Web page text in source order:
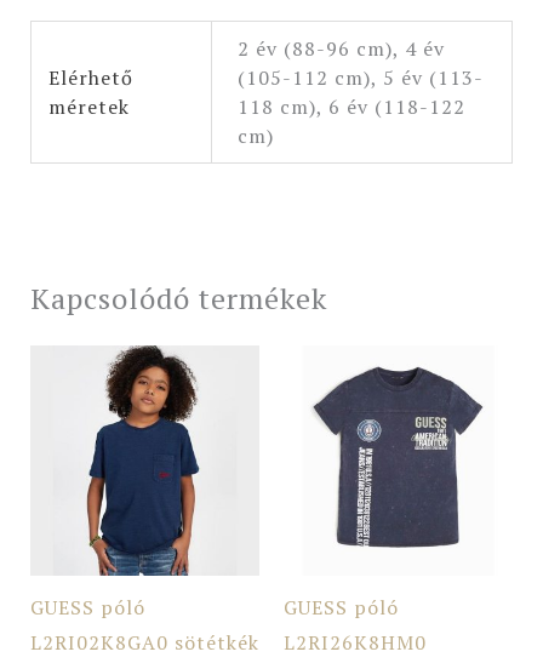
Elérhető
méretek
2 év (88-96 cm), 4 év
(105-112 cm), 5 év (113-
118 cm), 6 év (118-122
cm)
Kapcsolódó termékek
GUESS póló
L2RI02K8GA0 sötétkék
GUESS póló
L2RI26K8HM0